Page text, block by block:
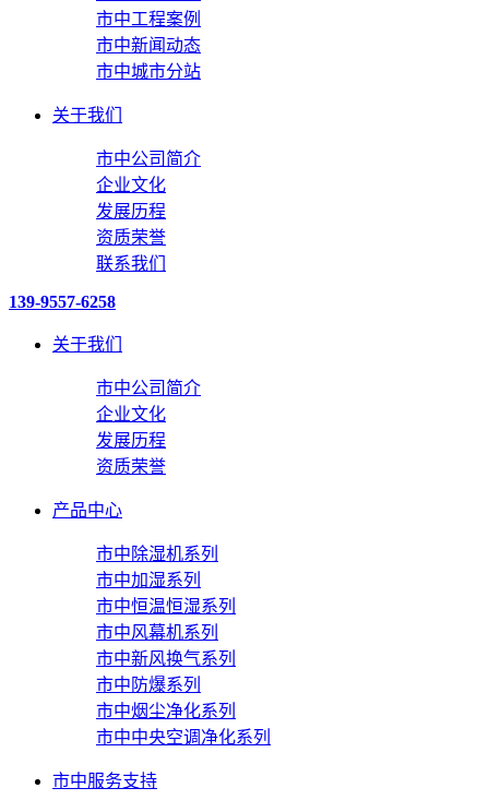
市中工程案例
市中新闻动态
市中城市分站
关于我们
市中公司简介
企业文化
发展历程
资质荣誉
联系我们
139-9557-6258
关于我们
市中公司简介
企业文化
发展历程
资质荣誉
产品中心
市中除湿机系列
市中加湿系列
市中恒温恒湿系列
市中风幕机系列
市中新风换气系列
市中防爆系列
市中烟尘净化系列
市中中央空调净化系列
市中服务支持